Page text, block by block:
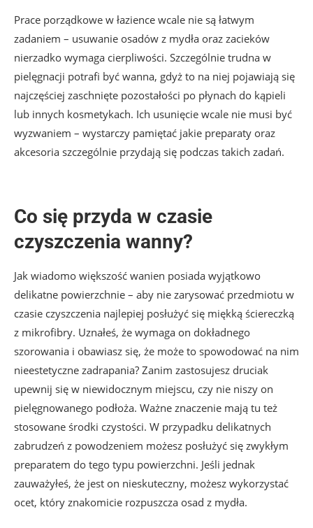
Prace porządkowe w łazience wcale nie są łatwym
zadaniem – usuwanie osadów z mydła oraz zacieków
nierzadko wymaga cierpliwości. Szczególnie trudna w
pielęgnacji potrafi być wanna, gdyż to na niej pojawiają się
najczęściej zaschnięte pozostałości po płynach do kąpieli
lub innych kosmetykach. Ich usunięcie wcale nie musi być
wyzwaniem – wystarczy pamiętać jakie preparaty oraz
akcesoria szczególnie przydają się podczas takich zadań.
Co się przyda w czasie
czyszczenia wanny?
Jak wiadomo większość wanien posiada wyjątkowo
delikatne powierzchnie – aby nie zarysować przedmiotu w
czasie czyszczenia najlepiej posłużyć się miękką ściereczką
z mikrofibry. Uznałeś, że wymaga on dokładnego
szorowania i obawiasz się, że może to spowodować na nim
nieestetyczne zadrapania? Zanim zastosujesz druciak
upewnij się w niewidocznym miejscu, czy nie niszy on
pielęgnowanego podłoża. Ważne znaczenie mają tu też
stosowane środki czystości. W przypadku delikatnych
zabrudzeń z powodzeniem możesz posłużyć się zwykłym
preparatem do tego typu powierzchni. Jeśli jednak
zauważyłeś, że jest on nieskuteczny, możesz wykorzystać
ocet, który znakomicie rozpuszcza osad z mydła.